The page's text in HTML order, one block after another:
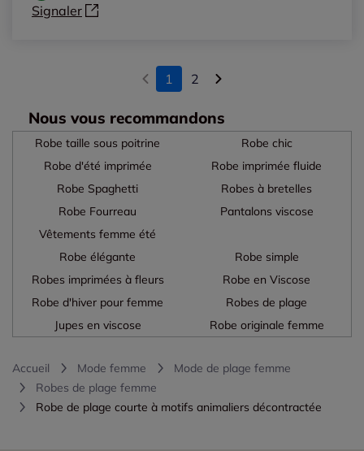
Signaler
1 2
Nous vous recommandons
Robe taille sous poitrine
Robe d'été imprimée
Robe Spaghetti
Robe Fourreau
Vêtements femme été
Robe chic
Robe imprimée fluide
Robes à bretelles
Pantalons viscose
Robe élégante
Robes imprimées à fleurs
Robe d'hiver pour femme
Jupes en viscose
Robe simple
Robe en Viscose
Robes de plage
Robe originale femme
Accueil Mode femme
Mode de plage femme
Robes de plage femme
Robe de plage courte à motifs animaliers décontractée